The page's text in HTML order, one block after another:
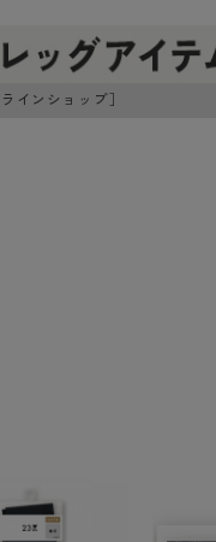
インショップ］
ラ
ラ
アスティーグ
ィーグ